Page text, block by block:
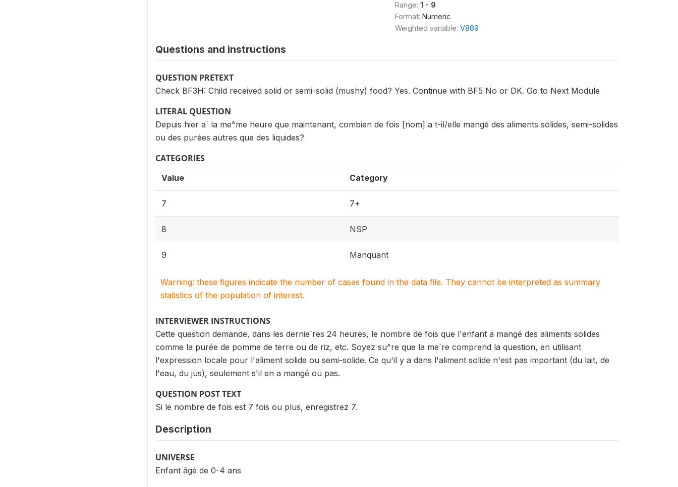
Range: 1 - 9
Format: Numeric
Weighted variable: V889
Questions and instructions
QUESTION PRETEXT
Check BF3H: Child received solid or semi-solid (mushy) food? Yes. Continue with BF5 No or DK. Go to Next Module
LITERAL QUESTION
Depuis hier a` la me^me heure que maintenant, combien de fois [nom] a t-il/elle mangé des aliments solides, semi-solides
ou des purées autres que des liquides?
CATEGORIES
Value Category
7 7+
8 NSP
9 Manquant
Warning: these figures indicate the number of cases found in the data file. They cannot be interpreted as summary
statistics of the population of interest.
INTERVIEWER INSTRUCTIONS
Cette question demande, dans les dernie`res 24 heures, le nombre de fois que l'enfant a mangé des aliments solides
comme la purée de pomme de terre ou de riz, etc. Soyez su^re que la me`re comprend la question, en utilisant
l'expression locale pour l'aliment solide ou semi-solide. Ce qu'il y a dans l'aliment solide n'est pas important (du lait, de
l'eau, du jus), seulement s'il en a mangé ou pas.
QUESTION POST TEXT
Si le nombre de fois est 7 fois ou plus, enregistrez 7.
Description
UNIVERSE
Enfant âgé de 0-4 ans